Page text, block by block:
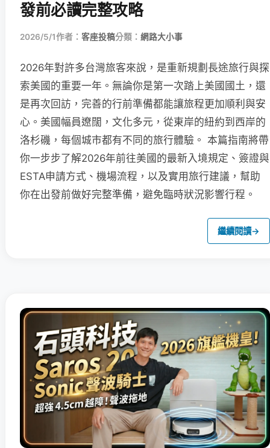
發前必讀完整攻略
2026/5/1作者： 客座投稿分類： 網路大小事
2026年對許多台灣旅客來說，是重新規劃長途旅行與探
索美國的重要一年。無論你是第一次踏上美國國土，還
是再次回訪，完善的行前準備都能讓旅程更加順利與安
心。美國幅員遼闊，文化多元，從東岸的紐約到西岸的
洛杉磯，每個城市都有不同的旅行體驗。 本篇指南將帶
你一步步了解2026年前往美國的最新入境規定、簽證與
ESTA申請方式、機場流程，以及實用旅行建議，幫助
你在出發前做好完整準備，避免臨時狀況影響行程。
繼續閱讀→